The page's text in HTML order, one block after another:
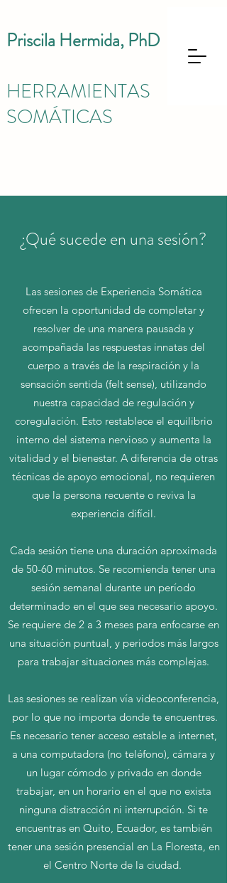
Priscila Hermida, PhD
HERRAMIENTAS
SOMÁTICAS
¿Qué sucede en una sesión?
Las sesiones de Experiencia Somática
ofrecen la oportunidad de completar y
resolver de una manera pausada y
acompañada las respuestas innatas del
cuerpo a través de la respiración y la
sensación sentida (felt sense), utilizando
nuestra capacidad de regulación y
coregulación. Esto restablece el equilibrio
interno del sistema nervioso y aumenta la
vitalidad y el bienestar. A diferencia de otras
técnicas de apoyo emocional, no requieren
que la persona recuente o reviva la
experiencia difícil.
Cada sesión tiene una duración aproximada
de 50-60 minutos. Se recomienda tener una
sesión semanal durante un período
determinado en el que sea necesario apoyo.
Se requiere de 2 a 3 meses para enfocarse en
una situación puntual, y periodos más largos
para trabajar situaciones más complejas.
Las sesiones se realizan vía videoconferencia,
por lo que no importa donde te encuentres.
Es necesario tener acceso estable a internet,
a una computadora (no teléfono), cámara y
un lugar cómodo y privado en donde
trabajar, en un horario en el que no exista
ninguna distracción ni interrupción. Si te
encuentras en Quito, Ecuador, es también
tener una sesión presencial en La Floresta, en
el Centro Norte de la ciudad.